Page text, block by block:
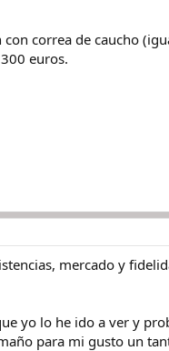
correa de caucho
euros.
mercado y
yo lo he ido a ver y
para mi gusto un